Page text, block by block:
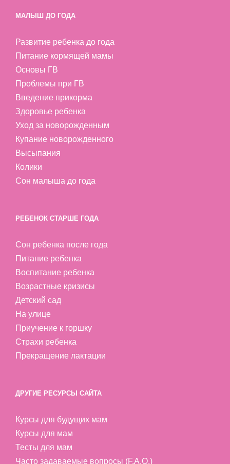
МАЛЫШ ДО ГОДА
Развитие ребенка до года
Питание кормящей мамы
Основы ГВ
Проблемы при ГВ
Введение прикорма
Здоровье ребенка
Уход за новорожденным
Купание новорожденного
Высыпания
Колики
Сон малыша до года
РЕБЕНОК СТАРШЕ ГОДА
Сон ребенка после года
Питание ребенка
Воспитание ребенка
Возрастные кризисы
Детский сад
На улице
Приучение к горшку
Страхи ребенка
Прекращение лактации
ДРУГИЕ РЕСУРСЫ САЙТА
Курсы для будущих мам
Курсы для мам
Тесты для мам
Часто задаваемые вопросы (F.A.Q.)